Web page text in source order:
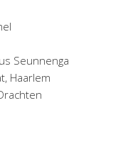
Seunnenga
Haarlem